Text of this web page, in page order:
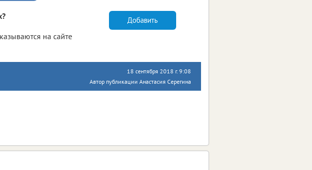
на сайте
Добавить
18 сентября 2018 г. 9:08
Автор публикации Анастасия Серегина